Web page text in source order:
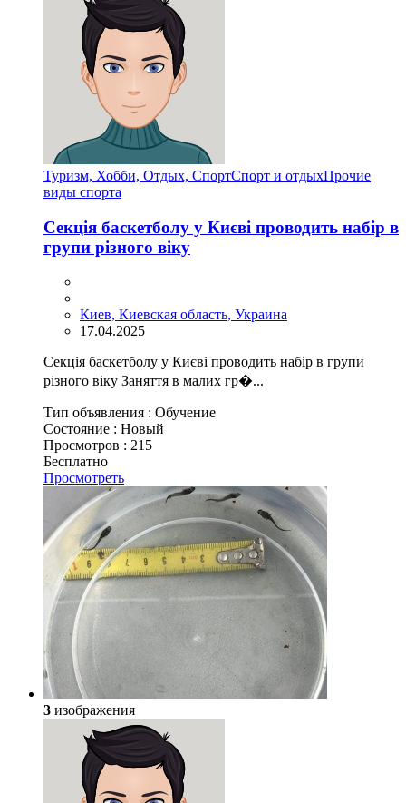
Туризм, Хобби, Отдых, СпортСпорт и отдыхПрочие
виды спорта
Секція баскетболу у Києві проводить набір в
групи різного віку
Киев, Киевская область, Украина
17.04.2025
Секція баскетболу у Києві проводить набір в групи
різного віку Заняття в малих гр�...
Тип объявления : Обучение
Состояние : Новый
Просмотров : 215
Бесплатно
Просмотреть
3 изображения